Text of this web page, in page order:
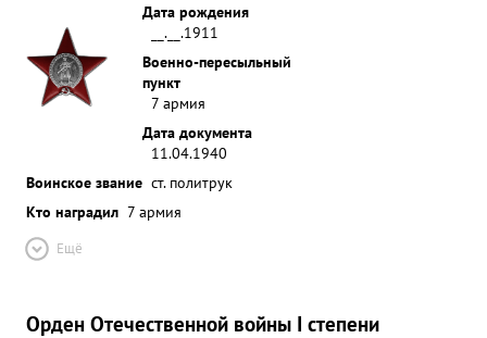
Дата рождения
__.__.1911
Военно-пересыльный
пункт
7 армия
Дата документа
11.04.1940
Воинское звание ст. политрук
Кто наградил 7 армия
Ещё
Орден Отечественной войны I степени